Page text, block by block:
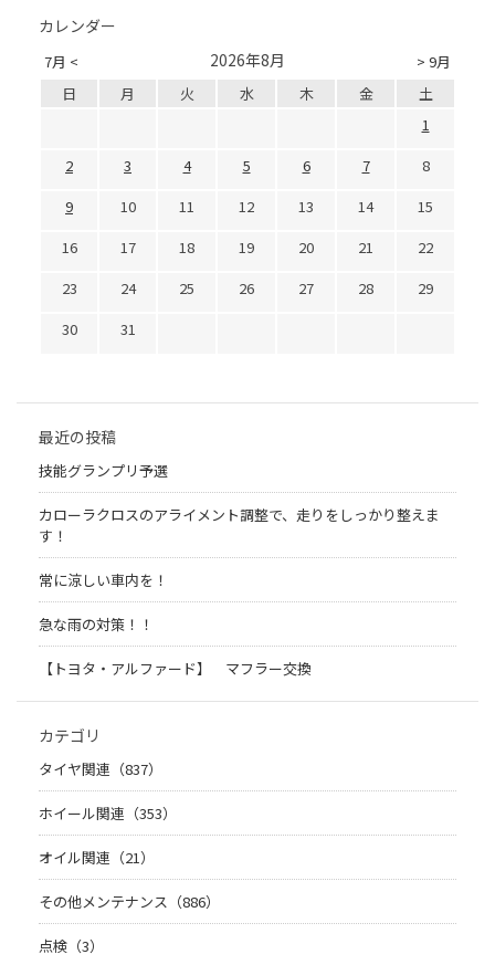
カレンダー
7月 < > 9月
2026年8月
日 月 火 水 木 金
土
1
2
3 4 5 6 7
8
9
10 11 12 13 14
15
16
17 18 19 20 21
22
23
24 25 26 27 28
29
30
31
最近の投稿
技能グランプリ予選
カローラクロスのアライメント調整で、走りをしっかり整えま
す！
常に涼しい車内を！
急な雨の対策！！
【トヨタ・アルファード】 マフラー交換
カテゴリ
タイヤ関連（837）
ホイール関連（353）
オイル関連（21）
その他メンテナンス（886）
点検（3）